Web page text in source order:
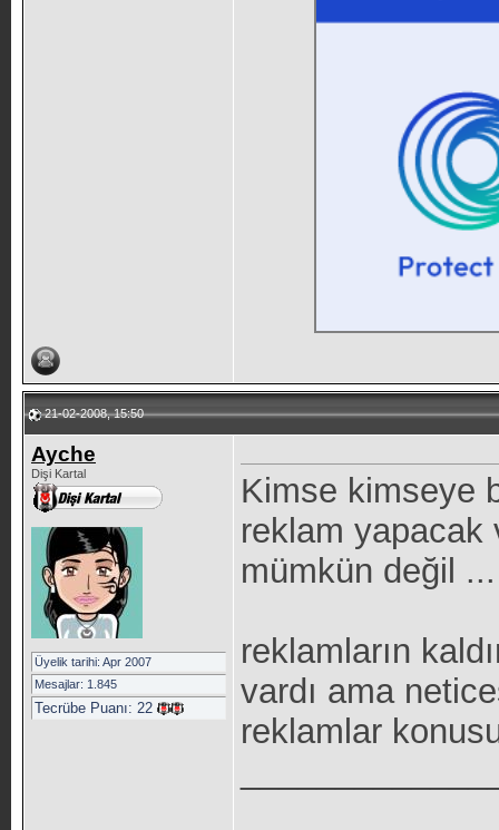
21-02-2008, 15:50
Ayche
Dişi Kartal
Üyelik tarihi: Apr 2007
Mesajlar: 1.845
Tecrübe Puanı: 22
Kimse kimseye
reklam yapacak
mümkün değil ...
reklamların
vardı ama
reklamlar